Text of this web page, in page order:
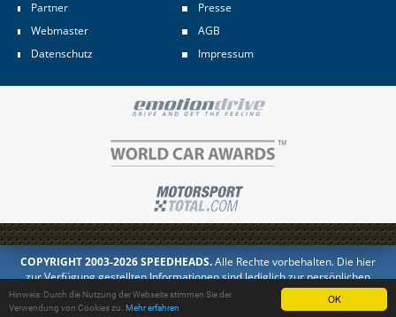
OK
Hinweis: Durch die Nutzung der Webseite stimmen Sie der
Verwendung von Cookies zu. Mehr erfahren
Partner
Presse
Webmaster
AGB
Datenschutz
Impressum
COPYRIGHT 2003-2026 SPEEDHEADS.Alle Rechte vorbehalten. Die hier
zur Verfügung gestellten Informationen sind lediglich zur persönlichen
Information bestimmt. Jedes Kopieren oder Veröffentlichen in anderer
Form ist untersagt.